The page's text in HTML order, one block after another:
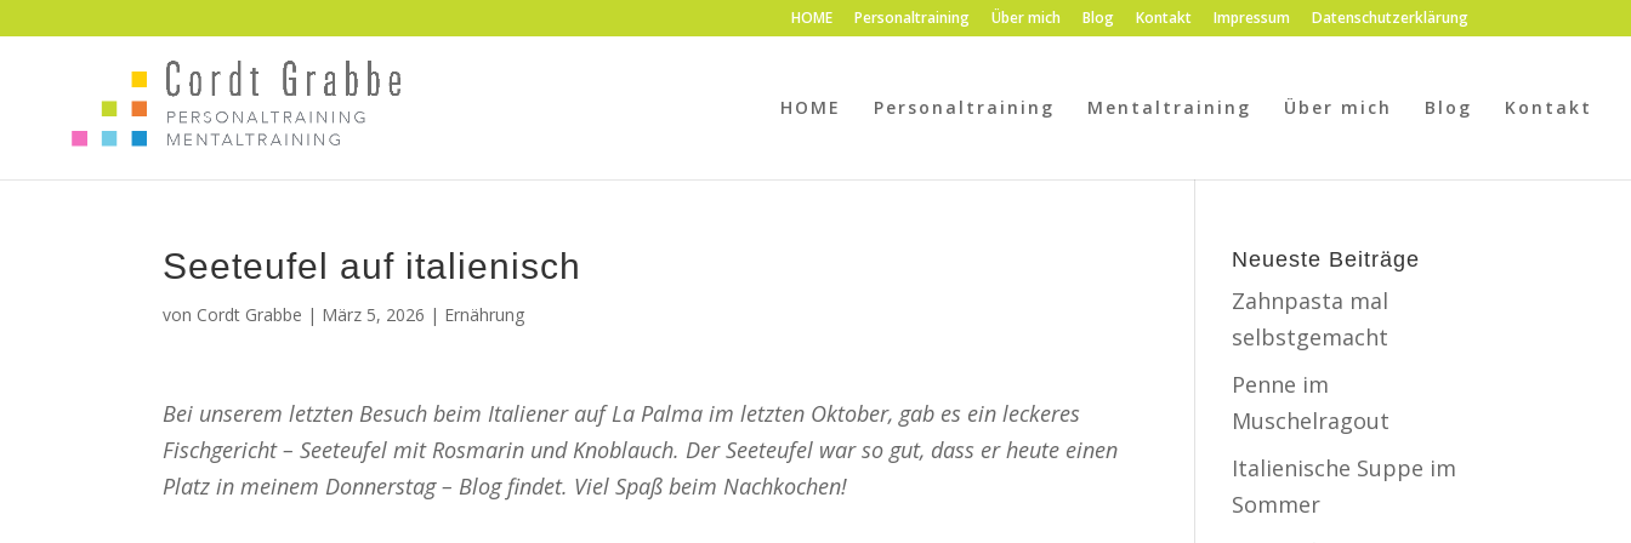
HOME Personaltraining Über mich Blog Kontakt Impressum Datenschutzerklärung
HOME Personaltraining Mentaltraining Über mich Blog Kontakt
Seeteufel auf italienisch
von Cordt Grabbe | März 5, 2026 | Ernährung
Bei unserem letzten Besuch beim Italiener auf La Palma im letzten Oktober, gab es ein leckeres
Fischgericht – Seeteufel mit Rosmarin und Knoblauch. Der Seeteufel war so gut, dass er heute einen
Platz in meinem Donnerstag – Blog findet. Viel Spaß beim Nachkochen!
Neueste Beiträge
Zahnpasta mal
selbstgemacht
Penne im
Muschelragout
Italienische Suppe im
Sommer